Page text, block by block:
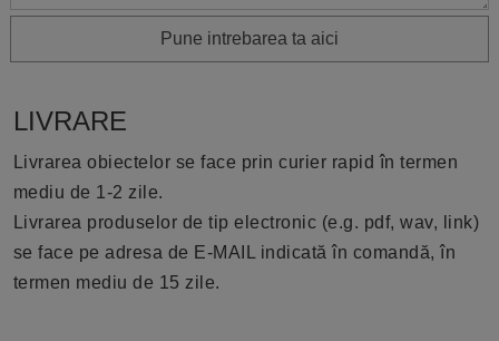
Pune intrebarea ta aici
LIVRARE
Livrarea obiectelor se face prin curier rapid în termen
mediu de 1-2 zile.
Livrarea produselor de tip electronic (e.g. pdf, wav, link)
se face pe adresa de E-MAIL indicată în comandă, în
termen mediu de 15 zile.